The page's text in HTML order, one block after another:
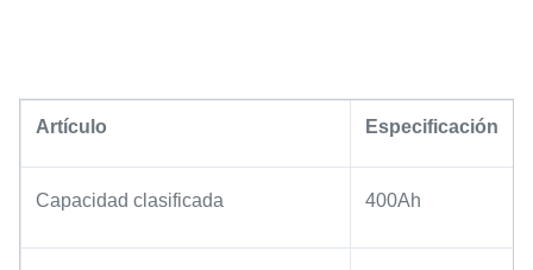
Artículo Especificación
Capacidad clasificada 400Ah